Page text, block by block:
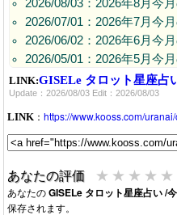
2026/08/03：2026年8月今
2026/07/01：2026年7月今
2026/06/02：2026年6月今
2026/05/01：2026年5月今
2026/04/02：2026年4月今
2026/02/02：2026年3月今
2026/02/02：2026年2月今
2026/01/01：2026年1月今
2025/12/01：2025年12月
2025/11/02：2025年11月今
2025/10/02：2025年10月
2025/09/02：2025年9月今
LINK:GISELe タロット星座占
Update：2026/08/03 Edit：2026/08/03
LINK ： https://www.kooss.com/
あなたの評価 ★ ★ ★ ★ ★
あなたのGISELe タロット星座占い /
保存されます。